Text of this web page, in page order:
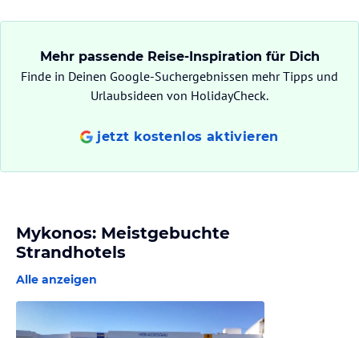
Mehr passende Reise-Inspiration für Dich
Finde in Deinen Google-Suchergebnissen mehr Tipps und
Urlaubsideen von HolidayCheck.
jetzt kostenlos aktivieren
Mykonos: Meistgebuchte
Strandhotels
Alle anzeigen